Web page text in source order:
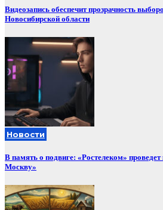
Видеозапись обеспечит прозрачность
Новосибирской области
Новости
В память о подвиге: «Ростелеком» проведет
Москву»